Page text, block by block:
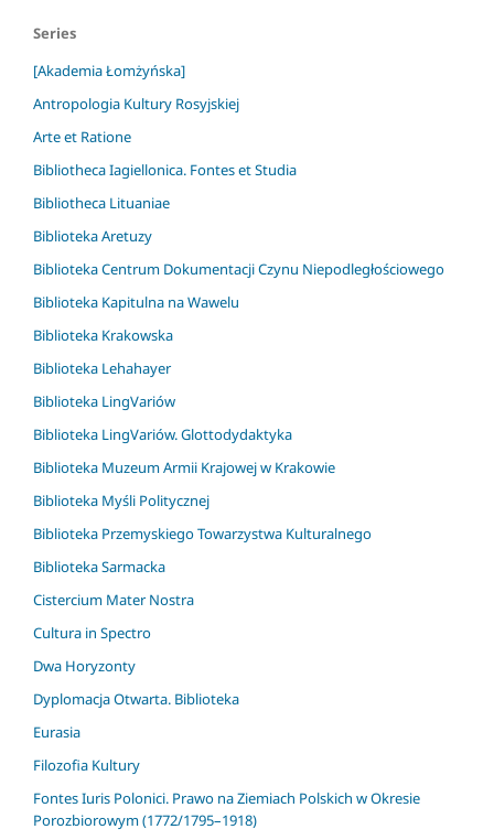
Series
[Akademia Łomżyńska]
Antropologia Kultury Rosyjskiej
Arte et Ratione
Bibliotheca Iagiellonica. Fontes et Studia
Bibliotheca Lituaniae
Biblioteka Aretuzy
Biblioteka Centrum Dokumentacji Czynu Niepodległościowego
Biblioteka Kapitulna na Wawelu
Biblioteka Krakowska
Biblioteka Lehahayer
Biblioteka LingVariów
Biblioteka LingVariów. Glottodydaktyka
Biblioteka Muzeum Armii Krajowej w Krakowie
Biblioteka Myśli Politycznej
Biblioteka Przemyskiego Towarzystwa Kulturalnego
Biblioteka Sarmacka
Cistercium Mater Nostra
Cultura in Spectro
Dwa Horyzonty
Dyplomacja Otwarta. Biblioteka
Eurasia
Filozofia Kultury
Fontes Iuris Polonici. Prawo na Ziemiach Polskich w Okresie
Porozbiorowym (1772/1795–1918)